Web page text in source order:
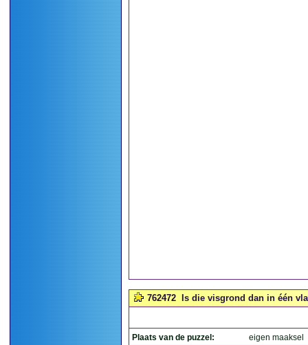
762472 Is die visgrond dan in één
Plaats van de puzzel:
eigen maaksel